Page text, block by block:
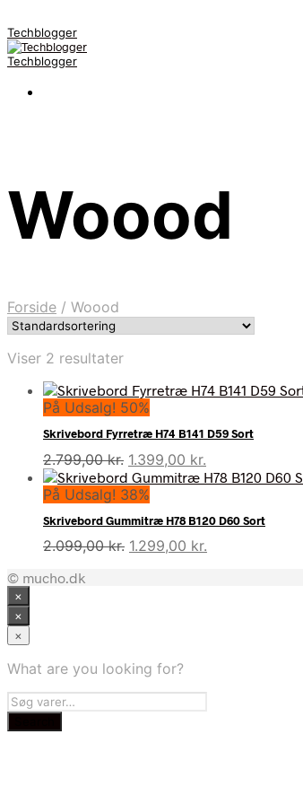
Techblogger
Techblogger
Woood
Forside / Woood
Viser 2 resultater
På Udsalg! 50%
Skrivebord Fyrretræ H74 B141 D59 Sort
2.799,00kr. Den
oprindelige
pris
2.799,00 kr..
1.399,00 kr.
aktuelle
1.399,00 kr..
På Udsalg! 38%
Skrivebord Gummitræ H78 B120 D60 Sort
2.099,00kr. Den
1.299,00 kr.
© mucho.dk
×
×
×
What are you looking for?